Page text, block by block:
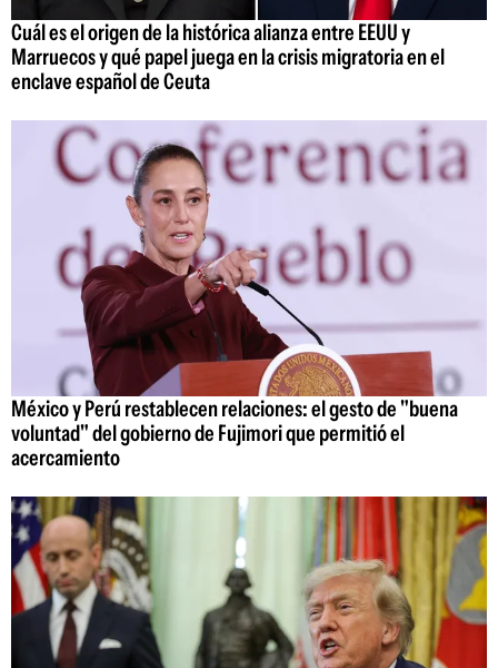
Cuál es el origen de la histórica alianza entre EEUU y
Marruecos y qué papel juega en la crisis migratoria en el
enclave español de Ceuta
México y Perú restablecen relaciones: el gesto de "buena
voluntad" del gobierno de Fujimori que permitió el
acercamiento